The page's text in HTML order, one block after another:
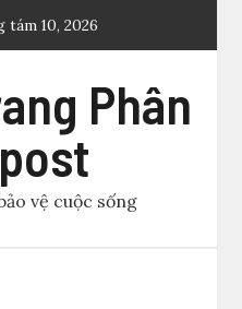
tám 10, 2026
Phân
vệ cuộc sống